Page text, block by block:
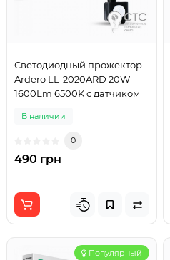
Светодиодный прожектор
Ardero LL-2020ARD 20W
1600Lm 6500K с датчиком
В наличии
0
490 грн
Популярный